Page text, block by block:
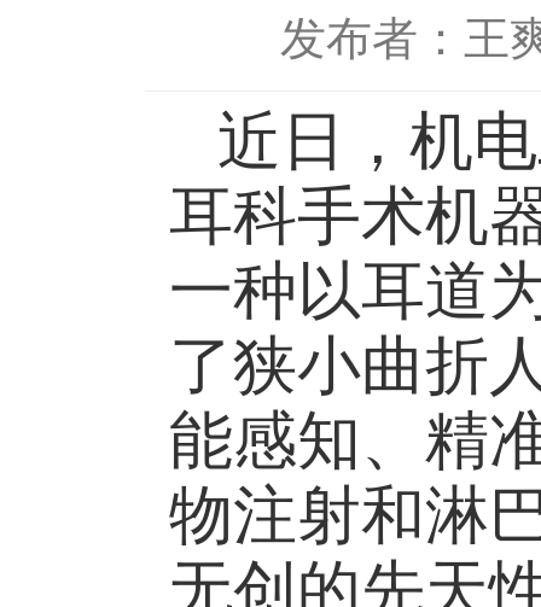
发布者：王
近日，机
耳科手术机
一种以耳道
了狭小曲折
能感知、精
物注射和淋
无创的先天